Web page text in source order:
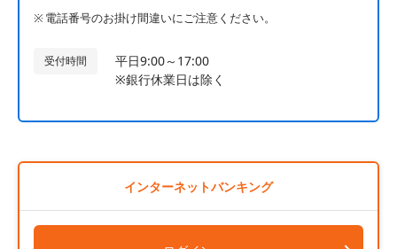
電話番号のお掛け間違いにご注意ください。
受付時間
平日9:00～17:00
※銀行休業日は除く
インターネットバンキング